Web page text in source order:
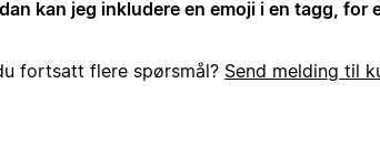
kan jeg inkludere en emoji i en tagg, for
fortsatt flere spørsmål? Send melding til